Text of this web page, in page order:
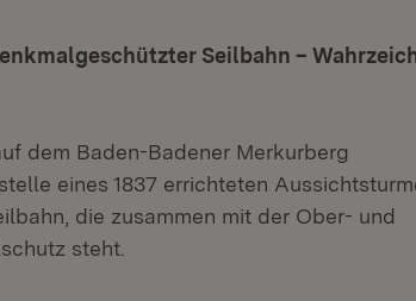
Seilbahn –
dem Baden-Badener Merkurberg
eines 1837 errichteten
die zusammen mit der Ober- und
steht.